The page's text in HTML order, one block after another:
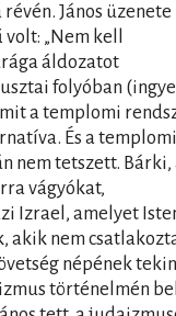
János üzenete
„Nem kell
áldozatot
folyóban
a templomi
És a templomi
nem tetszett. Bárki,
vágyókat,
Izrael, amelyet
akik nem
népének
történelmén